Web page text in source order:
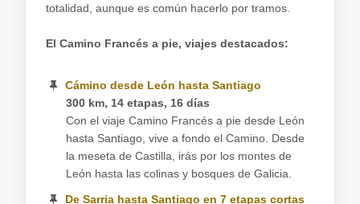
totalidad, aunque es común hacerlo por tramos.
El Camino Francés a pie, viajes destacados:
Cámino desde León hasta Santiago
300 km, 14 etapas, 16 días
Con el viaje Camino Francés a pie desde León
hasta Santiago, vive a fondo el Camino. Desde
la meseta de Castilla, irás por los montes de
León hasta las colinas y bosques de Galicia.
De Sarria hasta Santiago en 7 etapas cortas